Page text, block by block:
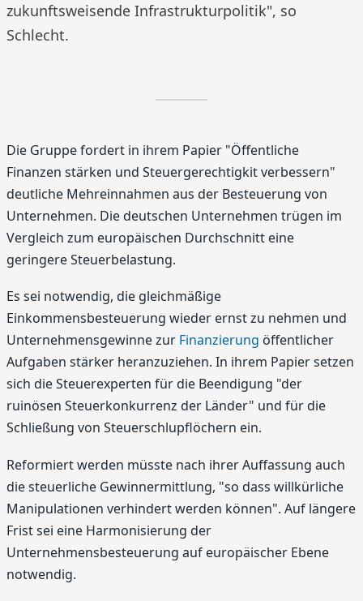
zukunftsweisende Infrastrukturpolitik", so
Schlecht.
Die Gruppe fordert in ihrem Papier "Öffentliche
Finanzen stärken und Steuergerechtigkit verbessern"
deutliche Mehreinnahmen aus der Besteuerung von
Unternehmen. Die deutschen Unternehmen trügen im
Vergleich zum europäischen Durchschnitt eine
geringere Steuerbelastung.
Es sei notwendig, die gleichmäßige
Einkommensbesteuerung wieder ernst zu nehmen und
Unternehmensgewinne zur Finanzierung öffentlicher
Aufgaben stärker heranzuziehen. In ihrem Papier setzen
sich die Steuerexperten für die Beendigung "der
ruinösen Steuerkonkurrenz der Länder" und für die
Schließung von Steuerschlupflöchern ein.
Reformiert werden müsste nach ihrer Auffassung auch
die steuerliche Gewinnermittlung, "so dass willkürliche
Manipulationen verhindert werden können". Auf längere
Frist sei eine Harmonisierung der
Unternehmensbesteuerung auf europäischer Ebene
notwendig.